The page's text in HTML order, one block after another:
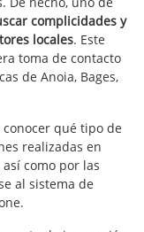
complicidades y
locales. Este
toma de contacto
de Anoia, Bages,
qué tipo de
realizadas en
como por las
al sistema de